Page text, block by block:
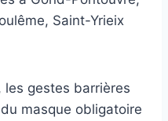
Saint-Yrieix
gestes barrières
masque obligatoire